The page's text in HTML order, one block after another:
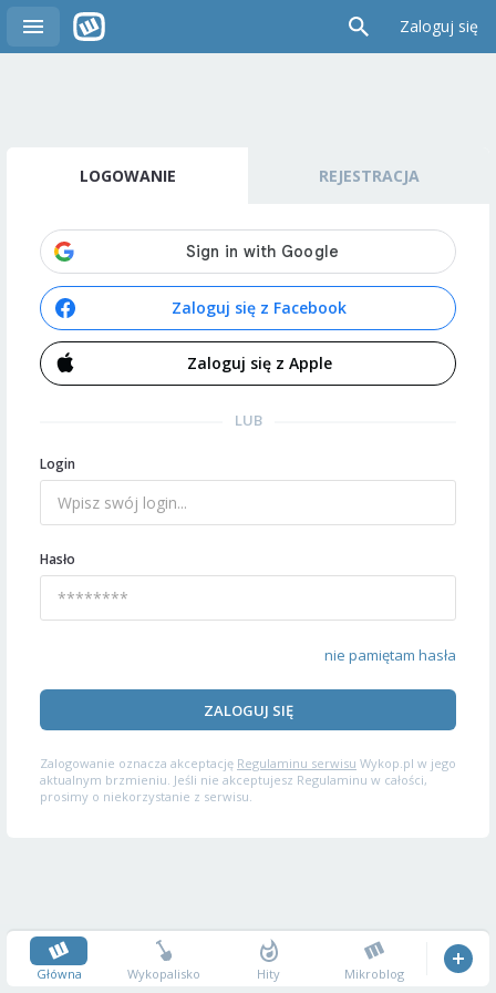
Zaloguj się
LOGOWANIE REJESTRACJA
Zaloguj się z Facebook
Zaloguj się z Apple
LUB
Login
Hasło
nie pamiętam hasła
ZALOGUJ SIĘ
Zalogowanie oznacza akceptację Regulaminu serwisu Wykop.pl w jego
aktualnym brzmieniu. Jeśli nie akceptujesz Regulaminu w całości,
prosimy o niekorzystanie z serwisu.
Główna Wykopalisko Hity Mikroblog